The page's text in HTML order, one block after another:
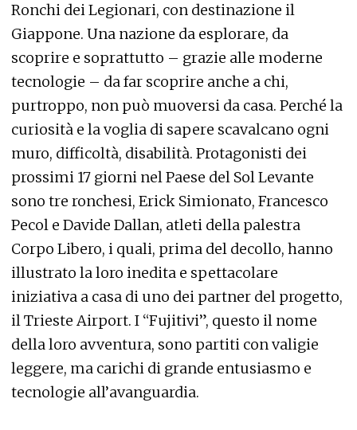
Ronchi dei Legionari, con destinazione il
Giappone. Una nazione da esplorare, da
scoprire e soprattutto – grazie alle moderne
tecnologie – da far scoprire anche a chi,
purtroppo, non può muoversi da casa. Perché la
curiosità e la voglia di sapere scavalcano ogni
muro, difficoltà, disabilità. Protagonisti dei
prossimi 17 giorni nel Paese del Sol Levante
sono tre ronchesi, Erick Simionato, Francesco
Pecol e Davide Dallan, atleti della palestra
Corpo Libero, i quali, prima del decollo, hanno
illustrato la loro inedita e spettacolare
iniziativa a casa di uno dei partner del progetto,
il Trieste Airport. I “Fujitivi”, questo il nome
della loro avventura, sono partiti con valigie
leggere, ma carichi di grande entusiasmo e
tecnologie all’avanguardia.